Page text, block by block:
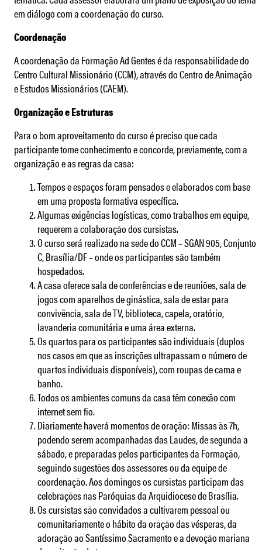
em diálogo com a coordenação do curso.
Coordenação
A coordenação da Formação Ad Gentes é da responsabilidade do
Centro Cultural Missionário (CCM), através do Centro de Animação
e Estudos Missionários (CAEM).
Organização e Estruturas
Para o bom aproveitamento do curso é preciso que cada
participante tome conhecimento e concorde, previamente, com a
organização e as regras da casa:
Tempos e espaços foram pensados e elaborados com base
em uma proposta formativa específica.
Algumas exigências logísticas, como trabalhos em equipe,
requerem a colaboração dos cursistas.
O curso será realizado na sede do CCM – SGAN 905, Conjunto
C, Brasília/DF – onde os participantes são também
hospedados.
A casa oferece sala de conferências e de reuniões, sala de
jogos com aparelhos de ginástica, sala de estar para
convivência, sala de TV, biblioteca, capela, oratório,
lavanderia comunitária e uma área externa.
Os quartos para os participantes são individuais (duplos
nos casos em que as inscrições ultrapassam o número de
quartos individuais disponíveis), com roupas de cama e
banho.
Todos os ambientes comuns da casa têm conexão com
internet sem fio.
Diariamente haverá momentos de oração: Missas às 7h,
podendo serem acompanhadas das Laudes, de segunda a
sábado, e preparadas pelos participantes da Formação,
seguindo sugestões dos assessores ou da equipe de
coordenação. Aos domingos os cursistas participam das
celebrações nas Paróquias da Arquidiocese de Brasília.
Os cursistas são convidados a cultivarem pessoal ou
comunitariamente o hábito da oração das vésperas, da
adoração ao Santíssimo Sacramento e a devoção mariana